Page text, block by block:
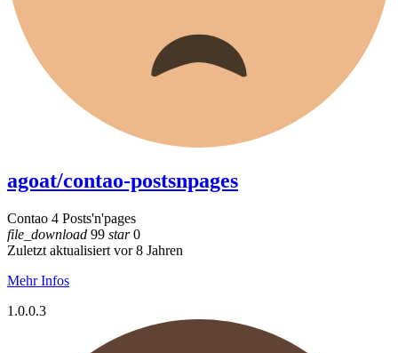
agoat/contao-postsnpages
Contao 4 Posts'n'pages
file_download 99 star0
Zuletzt aktualisiert vor 8 Jahren
Mehr Infos
1.0.0.3